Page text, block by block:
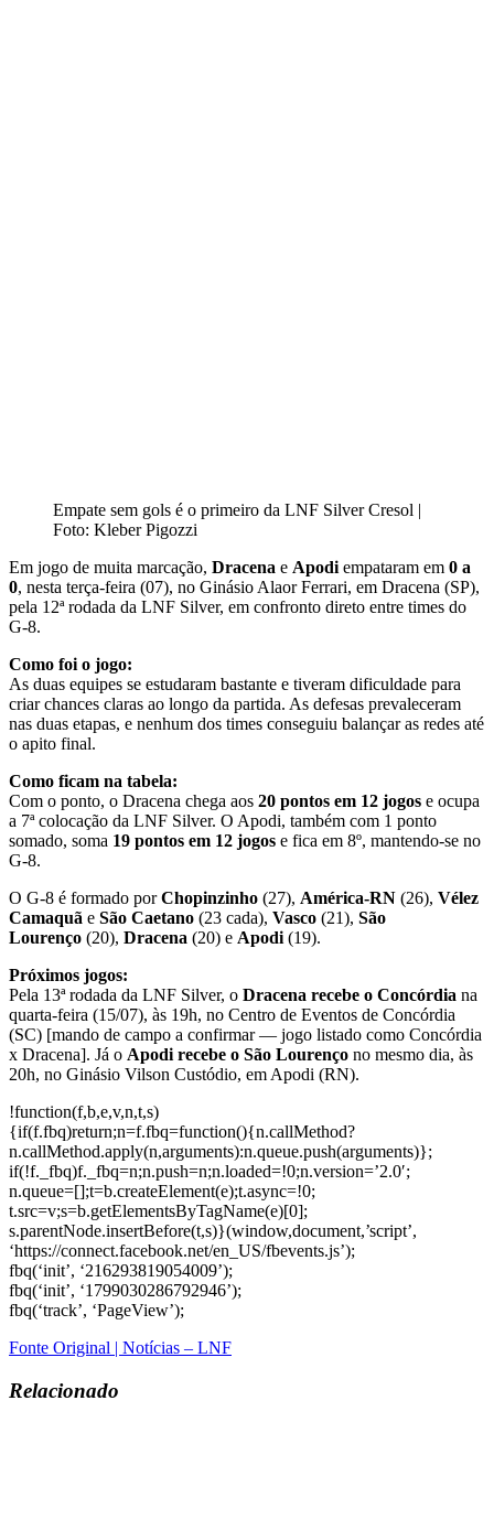
Empate sem gols é o primeiro da LNF Silver Cresol |
Foto: Kleber Pigozzi
Em jogo de muita marcação, Dracena e Apodi empataram em 0 a
0, nesta terça-feira (07), no Ginásio Alaor Ferrari, em Dracena (SP),
pela 12ª rodada da LNF Silver, em confronto direto entre times do
G-8.
Como foi o jogo:
As duas equipes se estudaram bastante e tiveram dificuldade para
criar chances claras ao longo da partida. As defesas prevaleceram
nas duas etapas, e nenhum dos times conseguiu balançar as redes até
o apito final.
Como ficam na tabela:
Com o ponto, o Dracena chega aos 20 pontos em 12 jogos e ocupa
a 7ª colocação da LNF Silver. O Apodi, também com 1 ponto
somado, soma 19 pontos em 12 jogos e fica em 8º, mantendo-se no
G-8.
O G-8 é formado porChopinzinho (27), América-RN (26), Vélez
Camaquã e São Caetano (23 cada), Vasco (21), São
Lourenço (20), Dracena (20) e Apodi (19).
Próximos jogos:
Pela 13ª rodada da LNF Silver, o Dracena recebe o Concórdia na
quarta-feira (15/07), às 19h, no Centro de Eventos de Concórdia
(SC) [mando de campo a confirmar — jogo listado como Concórdia
x Dracena]. Já o Apodi recebe o São Lourenço no mesmo dia, às
20h, no Ginásio Vilson Custódio, em Apodi (RN).
!function(f,b,e,v,n,t,s)
{if(f.fbq)return;n=f.fbq=function(){n.callMethod?
n.callMethod.apply(n,arguments):n.queue.push(arguments)};
if(!f._fbq)f._fbq=n;n.push=n;n.loaded=!0;n.version=’2.0′;
n.queue=[];t=b.createElement(e);t.async=!0;
t.src=v;s=b.getElementsByTagName(e)[0];
s.parentNode.insertBefore(t,s)}(window,document,’script’,
‘https://connect.facebook.net/en_US/fbevents.js’);
fbq(‘init’, ‘216293819054009’);
fbq(‘init’, ‘1799030286792946’);
fbq(‘track’, ‘PageView’);
Fonte Original | Notícias – LNF
Relacionado